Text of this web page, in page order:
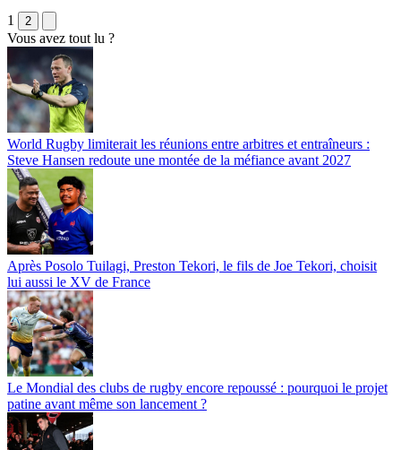
1 2
Vous avez tout lu ?
World Rugby limiterait les réunions entre arbitres et entraîneurs :
Steve Hansen redoute une montée de la méfiance avant 2027
Après Posolo Tuilagi, Preston Tekori, le fils de Joe Tekori, choisit
lui aussi le XV de France
Le Mondial des clubs de rugby encore repoussé : pourquoi le projet
patine avant même son lancement ?